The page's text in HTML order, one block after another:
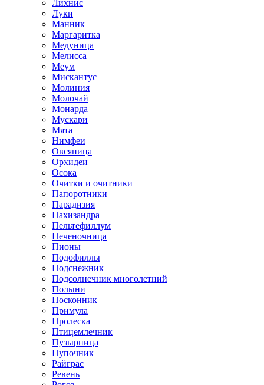
Лихнис
Луки
Манник
Маргаритка
Медуница
Мелисса
Меум
Мискантус
Молиния
Молочай
Монарда
Мускари
Мята
Нимфеи
Овсяница
Орхидеи
Осока
Очитки и очитники
Папоротники
Парадизия
Пахизандра
Пельтефиллум
Печеночница
Пионы
Подофиллы
Подснежник
Подсолнечник многолетний
Полыни
Посконник
Примула
Пролеска
Птицемлечник
Пузырница
Пупочник
Райграс
Ревень